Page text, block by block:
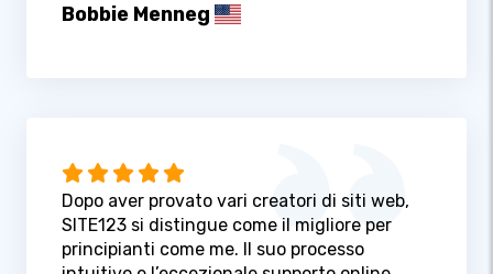
Bobbie Menneg
Dopo aver provato vari creatori di siti web,
SITE123 si distingue come il migliore per
principianti come me. Il suo processo